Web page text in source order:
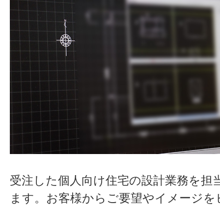
受注した個人向け住宅の設計業務を担
ます。お客様からご要望やイメージ